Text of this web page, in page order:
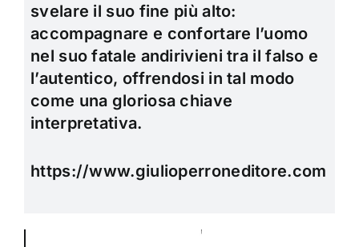
svelare il suo fine più alto:
accompagnare e confortare l’uomo
nel suo fatale andirivieni tra il falso e
l’autentico, offrendosi in tal modo
come una gloriosa chiave
interpretativa.
https://www.giulioperroneditore.com